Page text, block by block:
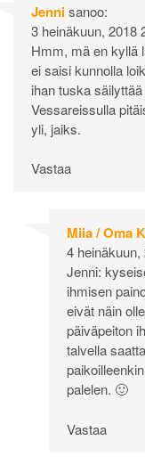
Jennisanoo:
3 heinäkuun, 2018
Hmm, mä en kyllä
ei saisi kunnolla
ihan tuska
Vessareissulla
yli, jaiks.
Vastaa
Miia / Oma
4 heinäkuun,
Jenni:
ihmisen
eivät näin
päiväpeiton
talvella
palelen. 🙂
Vastaa